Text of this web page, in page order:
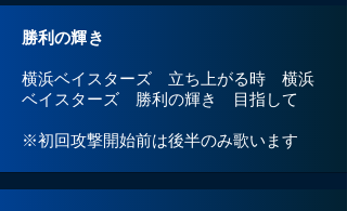
勝利の輝き​
横浜ベイスターズ 立ち上がる時 横浜
ベイスターズ 勝利の輝き 目指して
​※初回攻撃開始前は後半のみ歌います